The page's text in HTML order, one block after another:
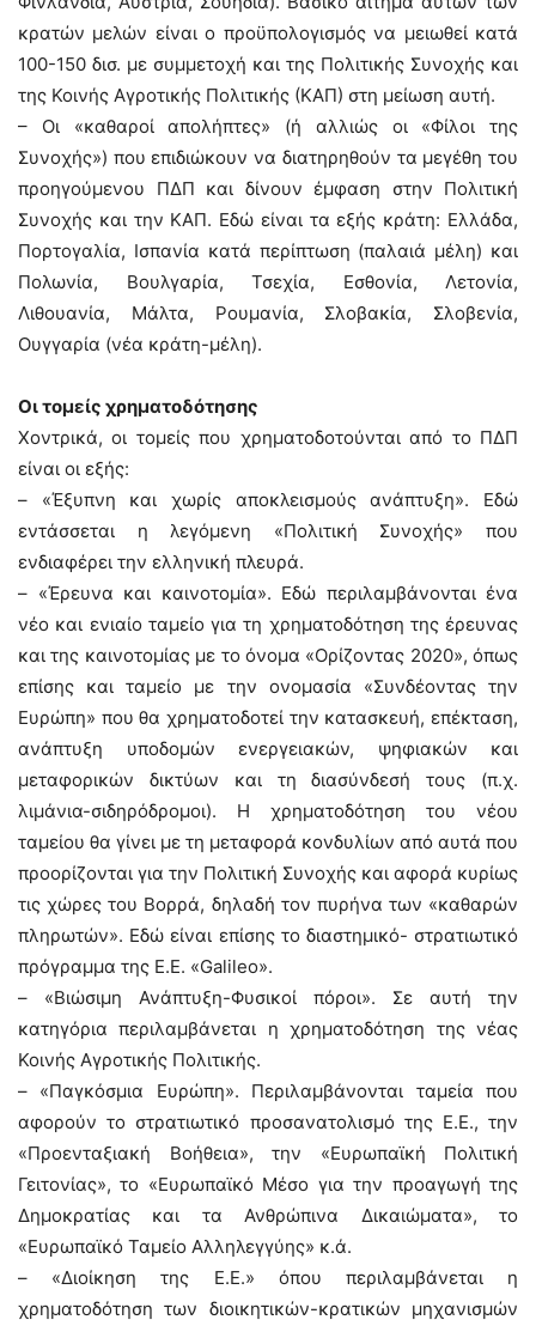
κρατών μελών είναι ο προϋπολογισμός να μειωθεί κατά
100-150 δισ. με συμμετοχή και της Πολιτικής Συνοχής και
της Κοινής Αγροτικής Πολιτικής (ΚΑΠ) στη μείωση αυτή.
– Οι «καθαροί απολήπτες» (ή αλλιώς οι «Φίλοι της
Συνοχής») που επιδιώκουν να διατηρηθούν τα μεγέθη του
προηγούμενου ΠΔΠ και δίνουν έμφαση στην Πολιτική
Συνοχής και την ΚΑΠ. Εδώ είναι τα εξής κράτη: Ελλάδα,
Πορτογαλία, Ισπανία κατά περίπτωση (παλαιά μέλη) και
Πολωνία, Βουλγαρία, Τσεχία, Εσθονία, Λετονία,
Λιθουανία, Μάλτα, Ρουμανία, Σλοβακία, Σλοβενία,
Ουγγαρία (νέα κράτη-μέλη).
Οι τομείς χρηματοδότησης
Χοντρικά, οι τομείς που χρηματοδοτούνται από το ΠΔΠ
είναι οι εξής:
– «Έξυπνη και χωρίς αποκλεισμούς ανάπτυξη». Εδώ
εντάσσεται η λεγόμενη «Πολιτική Συνοχής» που
ενδιαφέρει την ελληνική πλευρά.
– «Έρευνα και καινοτομία». Εδώ περιλαμβάνονται ένα
νέο και ενιαίο ταμείο για τη χρηματοδότηση της έρευνας
και της καινοτομίας με το όνομα «Ορίζοντας 2020», όπως
επίσης και ταμείο με την ονομασία «Συνδέοντας την
Ευρώπη» που θα χρηματοδοτεί την κατασκευή, επέκταση,
ανάπτυξη υποδομών ενεργειακών, ψηφιακών και
μεταφορικών δικτύων και τη διασύνδεσή τους (π.χ.
λιμάνια-σιδηρόδρομοι). Η χρηματοδότηση του νέου
ταμείου θα γίνει με τη μεταφορά κονδυλίων από αυτά που
προορίζονται για την Πολιτική Συνοχής και αφορά κυρίως
τις χώρες του Βορρά, δηλαδή τον πυρήνα των «καθαρών
πληρωτών». Εδώ είναι επίσης το διαστημικό- στρατιωτικό
πρόγραμμα της Ε.Ε. «Galileo».
– «Βιώσιμη Ανάπτυξη-Φυσικοί πόροι». Σε αυτή την
κατηγόρια περιλαμβάνεται η χρηματοδότηση της νέας
Κοινής Αγροτικής Πολιτικής.
– «Παγκόσμια Ευρώπη». Περιλαμβάνονται ταμεία που
αφορούν το στρατιωτικό προσανατολισμό της Ε.Ε., την
«Προενταξιακή Βοήθεια», την «Ευρωπαϊκή Πολιτική
Γειτονίας», το «Ευρωπαϊκό Μέσο για την προαγωγή της
Δημοκρατίας και τα Ανθρώπινα Δικαιώματα», το
«Ευρωπαϊκό Ταμείο Αλληλεγγύης» κ.ά.
– «Διοίκηση της Ε.Ε.» όπου περιλαμβάνεται η
χρηματοδότηση των διοικητικών-κρατικών μηχανισμών